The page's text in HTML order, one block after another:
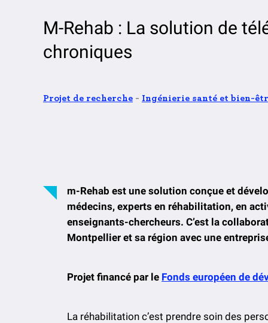
M-Rehab : La solution de
chroniques
Projet de recherche - Ingénierie santé et bien-
m-Rehab est une solution conçue et
médecins, experts en réhabilitation, en
enseignants-chercheurs. C’est la
Montpellier et sa région avec une
Projet financé par le Fonds européen de
La réhabilitation c’est prendre soin des